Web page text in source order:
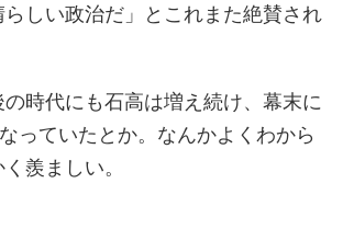
しい政治だ」とこれまた絶賛され
の時代にも石高は増え続け、幕末に
っていたとか。なんかよくわから
羨ましい。